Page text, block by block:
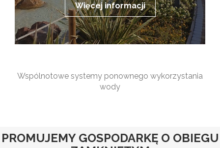
Więcej informacji
Wspólnotowe systemy ponownego wykorzystania
wody
PROMUJEMY GOSPODARKĘ O OBIEGU